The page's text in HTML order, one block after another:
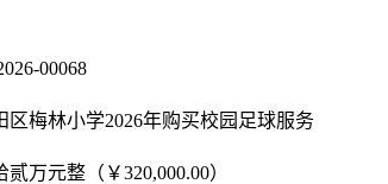
00068
区梅林小学2026年购买校园足球服务
万元整（￥320,000.00）